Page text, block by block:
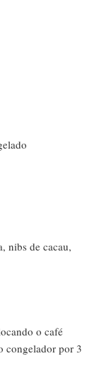
nibs de cacau,
o café
congelador por 3